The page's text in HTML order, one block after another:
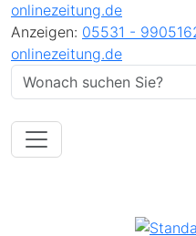
onlinezeitung.de
Anzeigen: 05531 -
onlinezeitung.de